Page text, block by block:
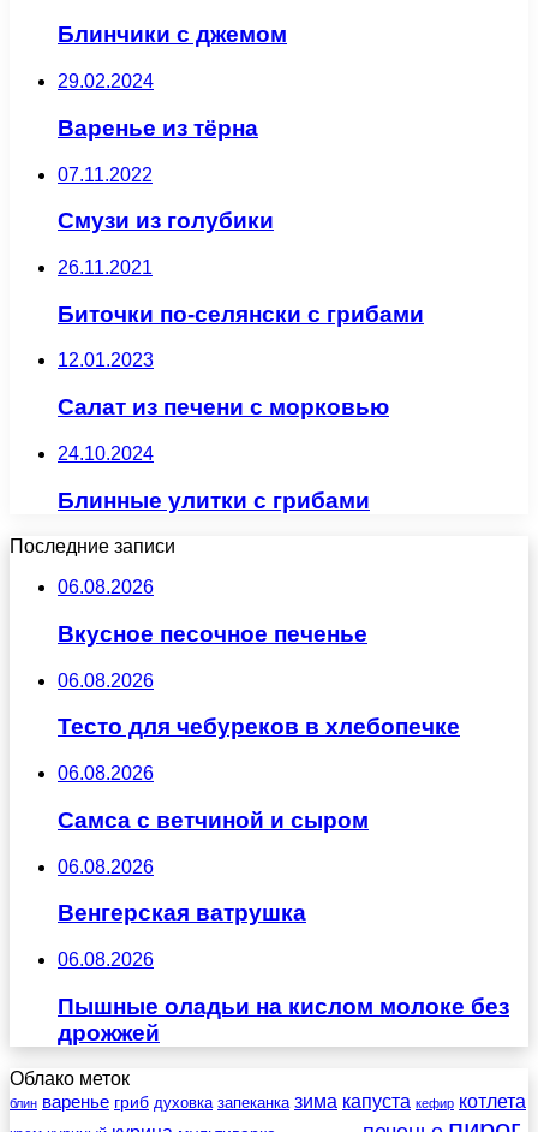
Блинчики с джемом
29.02.2024
Варенье из тёрна
07.11.2022
Смузи из голубики
26.11.2021
Биточки по-селянски с грибами
12.01.2023
Салат из печени с морковью
24.10.2024
Блинные улитки с грибами
Последние записи
06.08.2026
Вкусное песочное печенье
06.08.2026
Тесто для чебуреков в хлебопечке
06.08.2026
Самса с ветчиной и сыром
06.08.2026
Венгерская ватрушка
06.08.2026
Пышные оладьи на кислом молоке без
дрожжей
Облако меток
блин варенье гриб духовка запеканка зима капуста кефир котлета